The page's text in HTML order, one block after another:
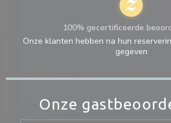
Onze
100% gecertificeerde
Onze klanten hebben na hun
gegeven